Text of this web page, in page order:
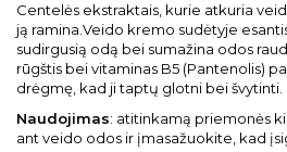
Centelės ekstraktais, kurie atkuria
ją ramina.Veido kremo sudėtyje
sudirgusią odą bei sumažina odos
rūgštis bei vitaminas B5 (Pantenolis)
drėgmę, kad ji taptų glotni bei švytinti.
Naudojimas: atitinkamą priemonės
ant veido odos ir įmasažuokite, kad